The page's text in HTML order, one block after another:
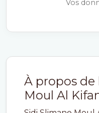
À propos de
Moul Al
Vos